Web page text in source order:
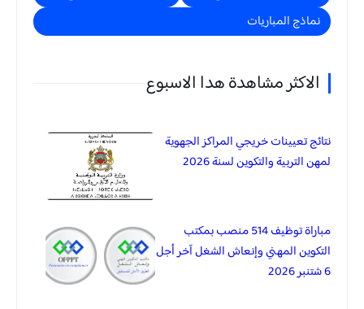
نماذج المباريات
الاكثر مشاهدة هدا الاسبوع
نتائج تعيينات خريجي المراكز الجهوية
لمهن التربية والتكوين لسنة 2026
مباراة توظيف 514 منصب بمكتب
التكوين المهني وإنعاش الشغل آخر أجل
6 شتنبر 2026